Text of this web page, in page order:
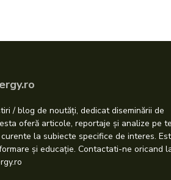
/ blog de noutăți, dedicat diseminării de
oferă articole, reportaje și analize pe
la subiecte specifice de interes.
și educație. Contactati-ne oricand